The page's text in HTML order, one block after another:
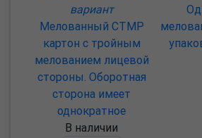
вариант
Мелованный CTMP
картон с тройным
мелованием лицевой
стороны. Оборотная
сторона имеет
однократное
В наличии